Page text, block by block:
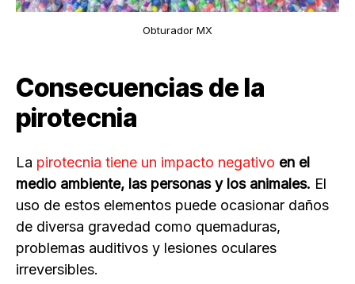
Obturador MX
Consecuencias de la
pirotecnia
La pirotecnia tiene un impacto negativo en el
medio ambiente, las personas y los animales. El
uso de estos elementos puede ocasionar daños
de diversa gravedad como quemaduras,
problemas auditivos y lesiones oculares
irreversibles.